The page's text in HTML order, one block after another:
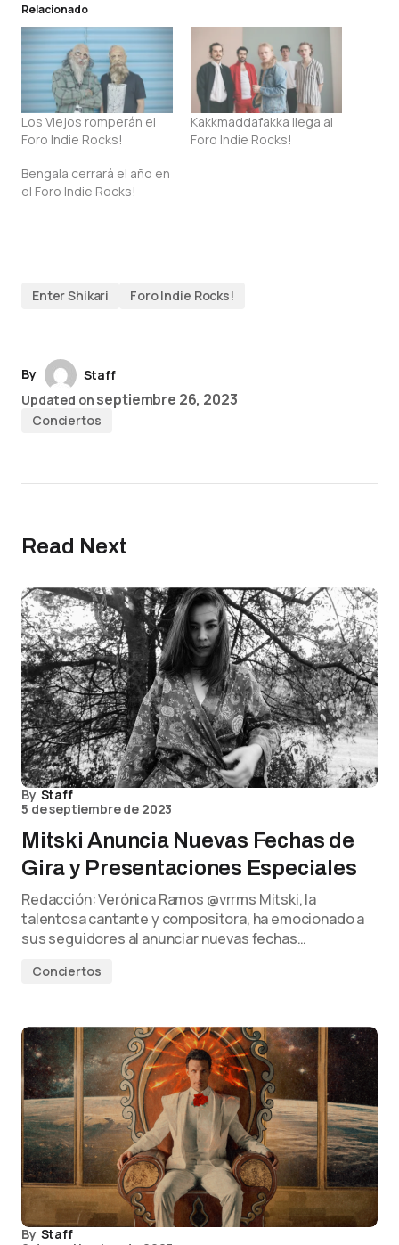
Relacionado
Los Viejos romperán el
Foro Indie Rocks!
Kakkmaddafakka llega al
Foro Indie Rocks!
Bengala cerrará el año en
el Foro Indie Rocks!
Enter Shikari Foro Indie Rocks!
By
Staff
Updated on septiembre 26, 2023
Conciertos
Read Next
By Staff
5 de septiembre de 2023
Mitski Anuncia Nuevas Fechas de
Gira y Presentaciones Especiales
Redacción: Verónica Ramos @vrrms Mitski, la
talentosa cantante y compositora, ha emocionado a
sus seguidores al anunciar nuevas fechas…
Conciertos
By Staff